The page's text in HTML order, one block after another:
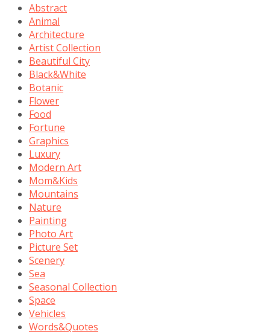
Abstract
Animal
Architecture
Artist Collection
Beautiful City
Black&White
Botanic
Flower
Food
Fortune
Graphics
Luxury
Modern Art
Mom&Kids
Mountains
Nature
Painting
Photo Art
Picture Set
Scenery
Sea
Seasonal Collection
Space
Vehicles
Words&Quotes